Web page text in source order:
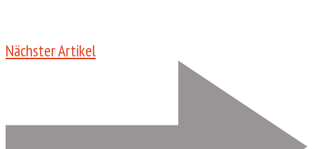
Nächster Artikel